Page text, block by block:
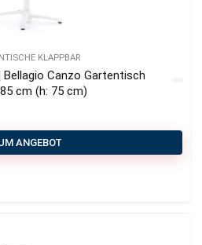
KLAPPBAR
Canzo Gartentisch
cm (h: 75 cm)
ANGEBOT